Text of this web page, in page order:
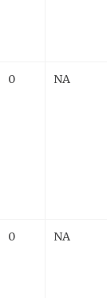
0 NA
0 NA